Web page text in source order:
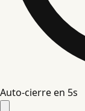
Auto-cierre en 4s